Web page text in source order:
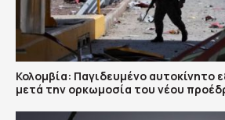
Κολομβία: Παγιδευμένο αυτοκίνητο
μετά την ορκωμοσία του νέου